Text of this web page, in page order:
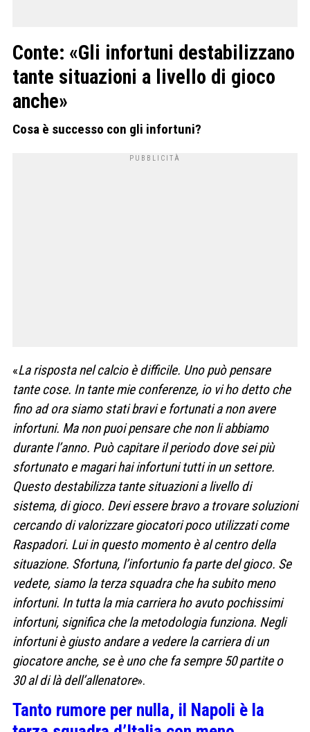
Conte: «Gli infortuni destabilizzano
tante situazioni a livello di gioco
anche»
Cosa è successo con gli infortuni?
«La risposta nel calcio è difficile. Uno può pensare
tante cose. In tante mie conferenze, io vi ho detto che
fino ad ora siamo stati bravi e fortunati a non avere
infortuni. Ma non puoi pensare che non li abbiamo
durante l’anno. Può capitare il periodo dove sei più
sfortunato e magari hai infortuni tutti in un settore.
Questo destabilizza tante situazioni a livello di
sistema, di gioco. Devi essere bravo a trovare soluzioni
cercando di valorizzare giocatori poco utilizzati come
Raspadori. Lui in questo momento è al centro della
situazione. Sfortuna, l’infortunio fa parte del gioco. Se
vedete, siamo la terza squadra che ha subito meno
infortuni. In tutta la mia carriera ho avuto pochissimi
infortuni, significa che la metodologia funziona. Negli
infortuni è giusto andare a vedere la carriera di un
giocatore anche, se è uno che fa sempre 50 partite o
30 al di là dell’allenatore».
Tanto rumore per nulla, il Napoli è la